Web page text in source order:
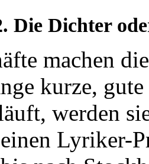
Die Dichter
machen
kurze,
werden
Lyriker-